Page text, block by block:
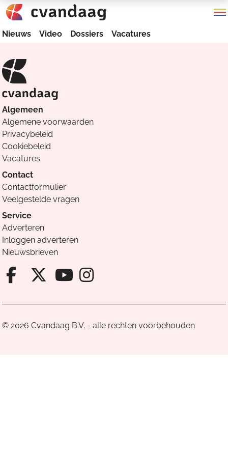
Nieuws Video Dossiers Vacatures
Algemeen
Algemene voorwaarden
Privacybeleid
Cookiebeleid
Vacatures
Contact
Contactformulier
Veelgestelde vragen
Service
Adverteren
Inloggen adverteren
Nieuwsbrieven
Facebook van Cvandaag
X van Cvandaag
Instagram van
© 2026 Cvandaag B.V. - alle rechten voorbehouden